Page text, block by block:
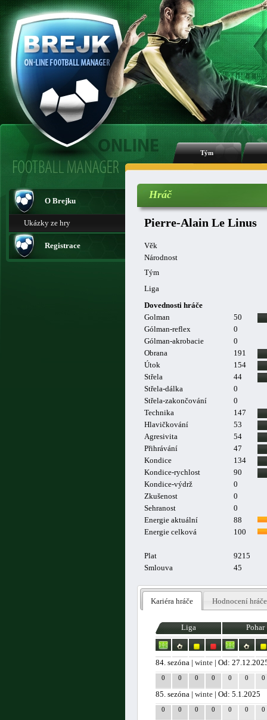
Tým
O Brejku
Ukázky ze hry
Registrace
Hráč
Pierre-Alain Le Linus
Věk
Národnost
Tým
Liga
Dovednosti hráče
Golman
50
Gólman-reflex
0
Gólman-akrobacie
0
Obrana
191
Útok
154
Střela
44
Střela-dálka
0
Střela-zakončování
0
Technika
147
Hlavičkování
53
Agresivita
54
Přihrávání
47
Kondice
134
Kondice-rychlost
90
Kondice-výdrž
0
Zkušenost
0
Sehranost
0
Energie aktuální
88
Energie celková
100
Plat
9215
Smlouva
45
Kariéra hráče Hodnocení hráče
Liga Pohar
84. sezóna |winte | Od:
0 0 0 0 0 0 0
85. sezóna |winte | Od: 5.1.2025
0 0 0 0 0 0 0